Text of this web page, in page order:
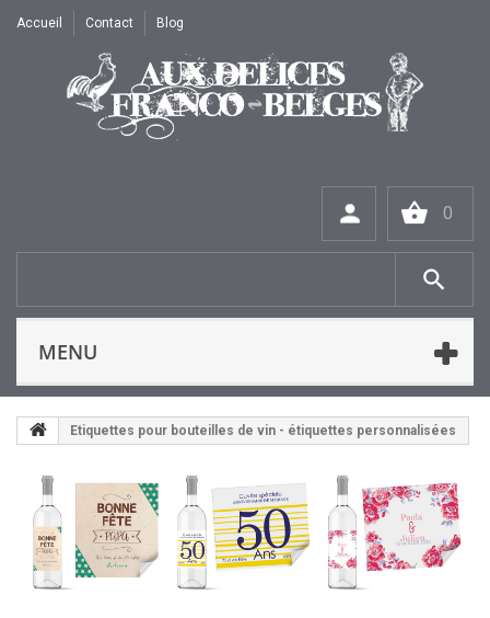
Blog
Contact
Accueil
0
MENU
Etiquettes pour bouteilles de vin - étiquettes personnalisées